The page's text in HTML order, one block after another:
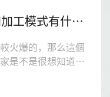
面膜OEM加工模式與ODM加工模式有什么區別？
火爆的，那么這個
是不是很想知道
看看吧。